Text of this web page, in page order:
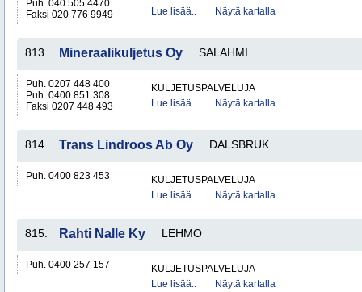
Puh. 040 505 4470
Faksi 020 776 9949
Lue lisää..
Näytä kartalla
813. Mineraalikuljetus Oy SALAHMI
Puh. 0207 448 400
Puh. 0400 851 308
Faksi 0207 448 493
KULJETUSPALVELUJA
Lue lisää..
Näytä kartalla
814. Trans Lindroos Ab Oy DALSBRUK
Puh. 0400 823 453
KULJETUSPALVELUJA
Lue lisää..
Näytä kartalla
815. Rahti Nalle Ky LEHMO
Puh. 0400 257 157
KULJETUSPALVELUJA
Lue lisää..
Näytä kartalla